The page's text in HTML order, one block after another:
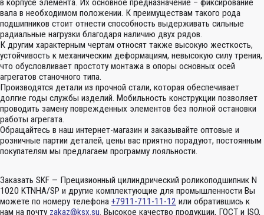
в корпусе элемента. Их основное предназначение – фиксирование
вала в необходимом положении. К преимуществам такого рода
подшипников стоит отнести способность выдерживать сильные
радиальные нагрузки благодаря наличию двух рядов.
К другим характерным чертам относят также высокую жесткость,
устойчивость к механическим деформациям, невысокую силу трения,
что обусловливает простоту монтажа в опоры основных осей
агрегатов станочного типа.
Производятся детали из прочной стали, которая обеспечивает
долгие годы службы изделий. Мобильность конструкции позволяет
проводить замену поврежденных элементов без полной остановки
работы агрегата.
Обращайтесь в наш интернет-магазин и заказывайте оптовые и
розничные партии деталей, цены вас приятно порадуют, постоянным
покупателям мы предлагаем программу лояльности.
Заказать SKF — Прецизионный цилиндрический роликоподшипник N
1020 KTNHA/SP и другие комплектующие для промышленности Вы
можете по номеру телефона +7911-711-11-12 или обратившись к
нам на почту zakaz@ksx.su. Высокое качество продукции, ГОСТ и ISO,